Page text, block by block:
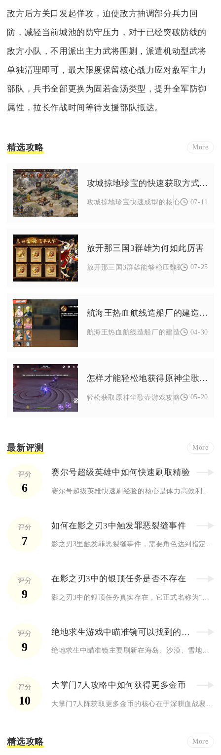
敌方后方关口发起佯攻，迫使敌方抽调部分兵力回
防，减轻当前城池的防守压力，对于已经突破防线的
敌方小队，不用派出主力武将围剿，派遣机动型武将
单独清理即可，最大限度保留核心战力应对敌军主力
部队，兵书全部更换为固若金汤类型，提升全军防御
属性，拉长作战时间等待支援部队抵达。
精选攻略 More
攻城掠地珍宝的快速获取方式有哪些
攻城掠地珍宝快速成型的核心路径为以丝
07-11
放开那三国3群雄为何如此厉害
放开那三国3群雄能够稳压魏蜀吴三大阵
07-25
航海王热血航线造船厂的建造地点在哪里
航海王热血航线造船厂的建造地点位于七
04-30
怎样才能轻松地获得原神尘歌壶
轻松获取原神尘歌壶游戏攻略，核心在于
05-20
最新评测 More
评分
6
赛尔号超级英雄中如何快速刷取精验
评分
7
如何在影之刃3中触发罪恶裂缝事件
影之刃3里触发罪恶裂缝事件，需要角色达到指定等级门槛，并且完...
评分
9
在影之刃3中的银顶任务是否不存在
评分
9
绝地求生游戏中瞄准镜可以找到的地方有哪些
绝地求生中瞄准镜主要刷新在海岛、沙漠、雪地等地图的高资源建筑...
评分
10
大掌门7人攻略中如何获得更多金币
精选攻略 More